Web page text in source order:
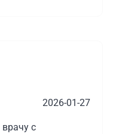
2026-01-27
с